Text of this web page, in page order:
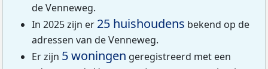
de Venneweg.
In 2025 zijn er 25 huishoudens bekend op de
adressen van de Venneweg.
Er zijn 5 woningen geregistreerd met een